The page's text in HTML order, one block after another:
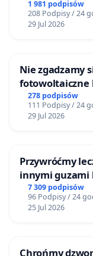
1 981 podpisów
208 Podpisy / 24
29 Jul 2026
Nie zgadzamy
fotowoltaiczne
mieszkańców
278 podpisów
111 Podpisy / 24
29 Jul 2026
Przywróćmy
innymi guzami
Centrum
7 309 podpisów
96 Podpisy / 24
25 Jul 2026
Chrońmy